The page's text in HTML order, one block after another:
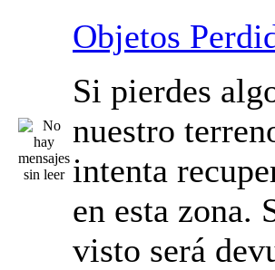
Objetos
Si pierdes
nuestro
intenta
en esta zona.
visto será